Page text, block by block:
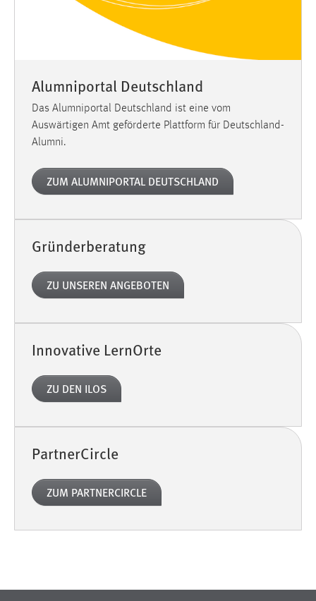
Alumniportal Deutschland
Das Alumniportal Deutschland ist eine vom
Auswärtigen Amt geförderte Plattform für Deutschland-
Alumni.
ZUM ALUMNIPORTAL DEUTSCHLAND
Gründerberatung
ZU UNSEREN ANGEBOTEN
Innovative LernOrte
ZU DEN ILOS
PartnerCircle
ZUM PARTNERCIRCLE